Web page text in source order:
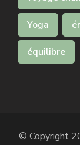
Yoga
équilibre
© Copyright